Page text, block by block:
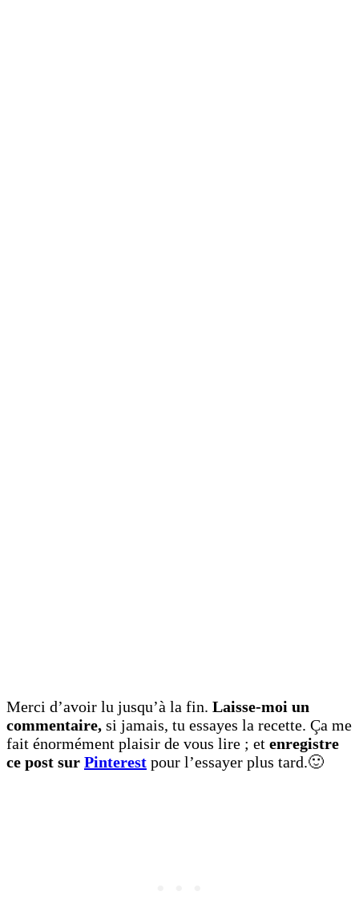
Merci d’avoir lu jusqu’à la fin. Laisse-moi un
commentaire, si jamais, tu essayes la recette. Ça me
fait énormément plaisir de vous lire ; et enregistre
ce post sur Pinterest pour l’essayer plus tard.🙂